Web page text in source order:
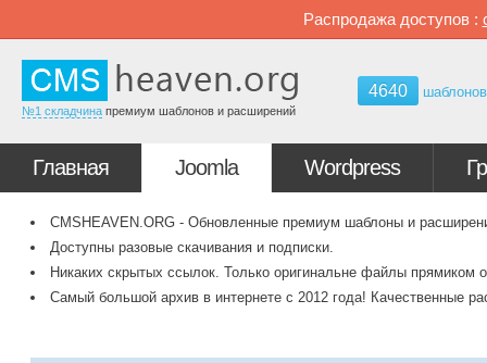
Распродажа доступов :
№1 складчина премиум шаблонов и расширений
4640 шаблонов
Главная Joomla Wordpress
CMSHEAVEN.ORG - Обновленные премиум шаблоны и
Доступны разовые скачивания и подписки.
Никаких скрытых ссылок. Только оригинальне файлы прямиком
Самый большой архив в интернете с 2012 года! Качественные